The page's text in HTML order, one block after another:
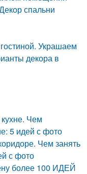
спальни
Украшаем
декора в
кухне. Чем
5 идей с фото
Чем занять
с фото
более 100 ИДЕЙ